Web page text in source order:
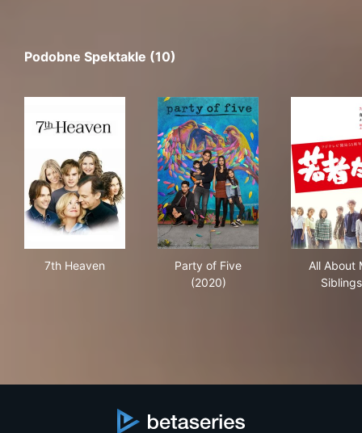
Podobne Spektakle (10)
7th Heaven
Party of Five
(2020)
All About
Siblings